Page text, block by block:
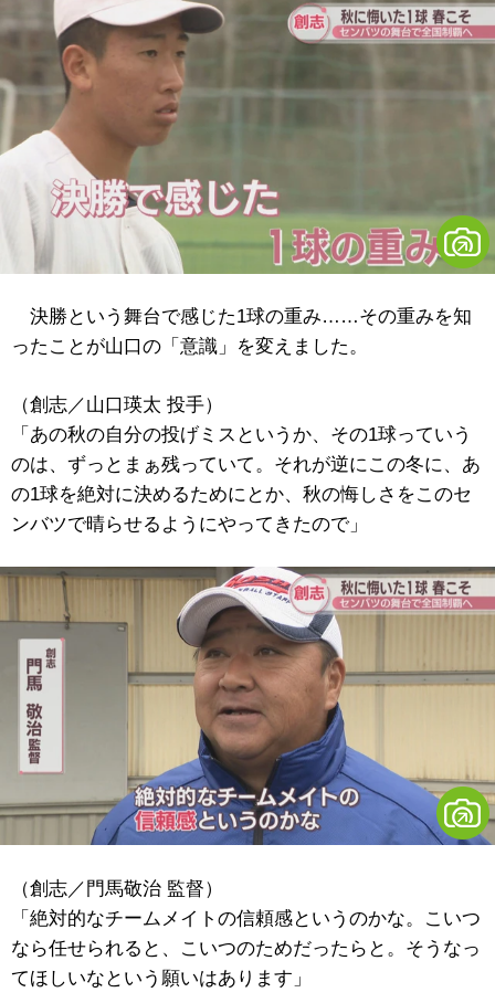
決勝という舞台で感じた1球の重み……その重みを知
ったことが山口の「意識」を変えました。
（創志／山口瑛太 投手）
「あの秋の自分の投げミスというか、その1球っていう
のは、ずっとまぁ残っていて。それが逆にこの冬に、あ
の1球を絶対に決めるためにとか、秋の悔しさをこのセ
ンバツで晴らせるようにやってきたので」
（創志／門馬敬治 監督）
「絶対的なチームメイトの信頼感というのかな。こいつ
なら任せられると、こいつのためだったらと。そうなっ
てほしいなという願いはあります」